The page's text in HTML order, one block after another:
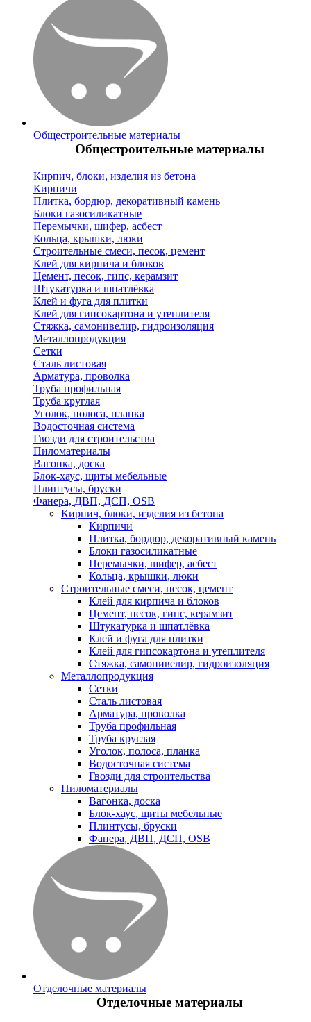
Общестроительные материалы
Общестроительные материалы
Кирпич, блоки, изделия из бетона
Кирпичи
Плитка, бордюр, декоративный камень
Блоки газосиликатные
Перемычки, шифер, асбест
Кольца, крышки, люки
Строительные смеси, песок, цемент
Клей для кирпича и блоков
Цемент, песок, гипс, керамзит
Штукатурка и шпатлёвка
Клей и фуга для плитки
Клей для гипсокартона и утеплителя
Стяжка, самонивелир, гидроизоляция
Металлопродукция
Сетки
Сталь листовая
Арматура, проволка
Труба профильная
Труба круглая
Уголок, полоса, планка
Водосточная система
Гвозди для строительства
Пиломатериалы
Вагонка, доска
Блок-хаус, щиты мебельные
Плинтусы, бруски
Фанера, ДВП, ДСП, OSB
Кирпич, блоки, изделия из бетона
Кирпичи
Плитка, бордюр, декоративный камень
Блоки газосиликатные
Перемычки, шифер, асбест
Кольца, крышки, люки
Строительные смеси, песок, цемент
Клей для кирпича и блоков
Цемент, песок, гипс, керамзит
Штукатурка и шпатлёвка
Клей и фуга для плитки
Клей для гипсокартона и утеплителя
Стяжка, самонивелир, гидроизоляция
Металлопродукция
Сетки
Сталь листовая
Арматура, проволка
Труба профильная
Труба круглая
Уголок, полоса, планка
Водосточная система
Гвозди для строительства
Пиломатериалы
Вагонка, доска
Блок-хаус, щиты мебельные
Плинтусы, бруски
Фанера, ДВП, ДСП, OSB
Отделочные материалы
Отделочные материалы